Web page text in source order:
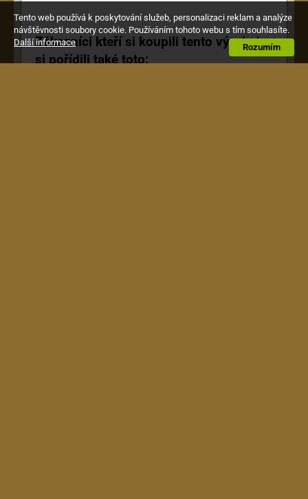
Zákazníci kteří si koupili tento výrobek,
si pořídili také toto:
Tento web používá k poskytování služeb, personalizaci reklam a analýze
návštěvnosti soubory cookie. Používáním tohoto webu s tím souhlasíte.
Rozumím
Další informace